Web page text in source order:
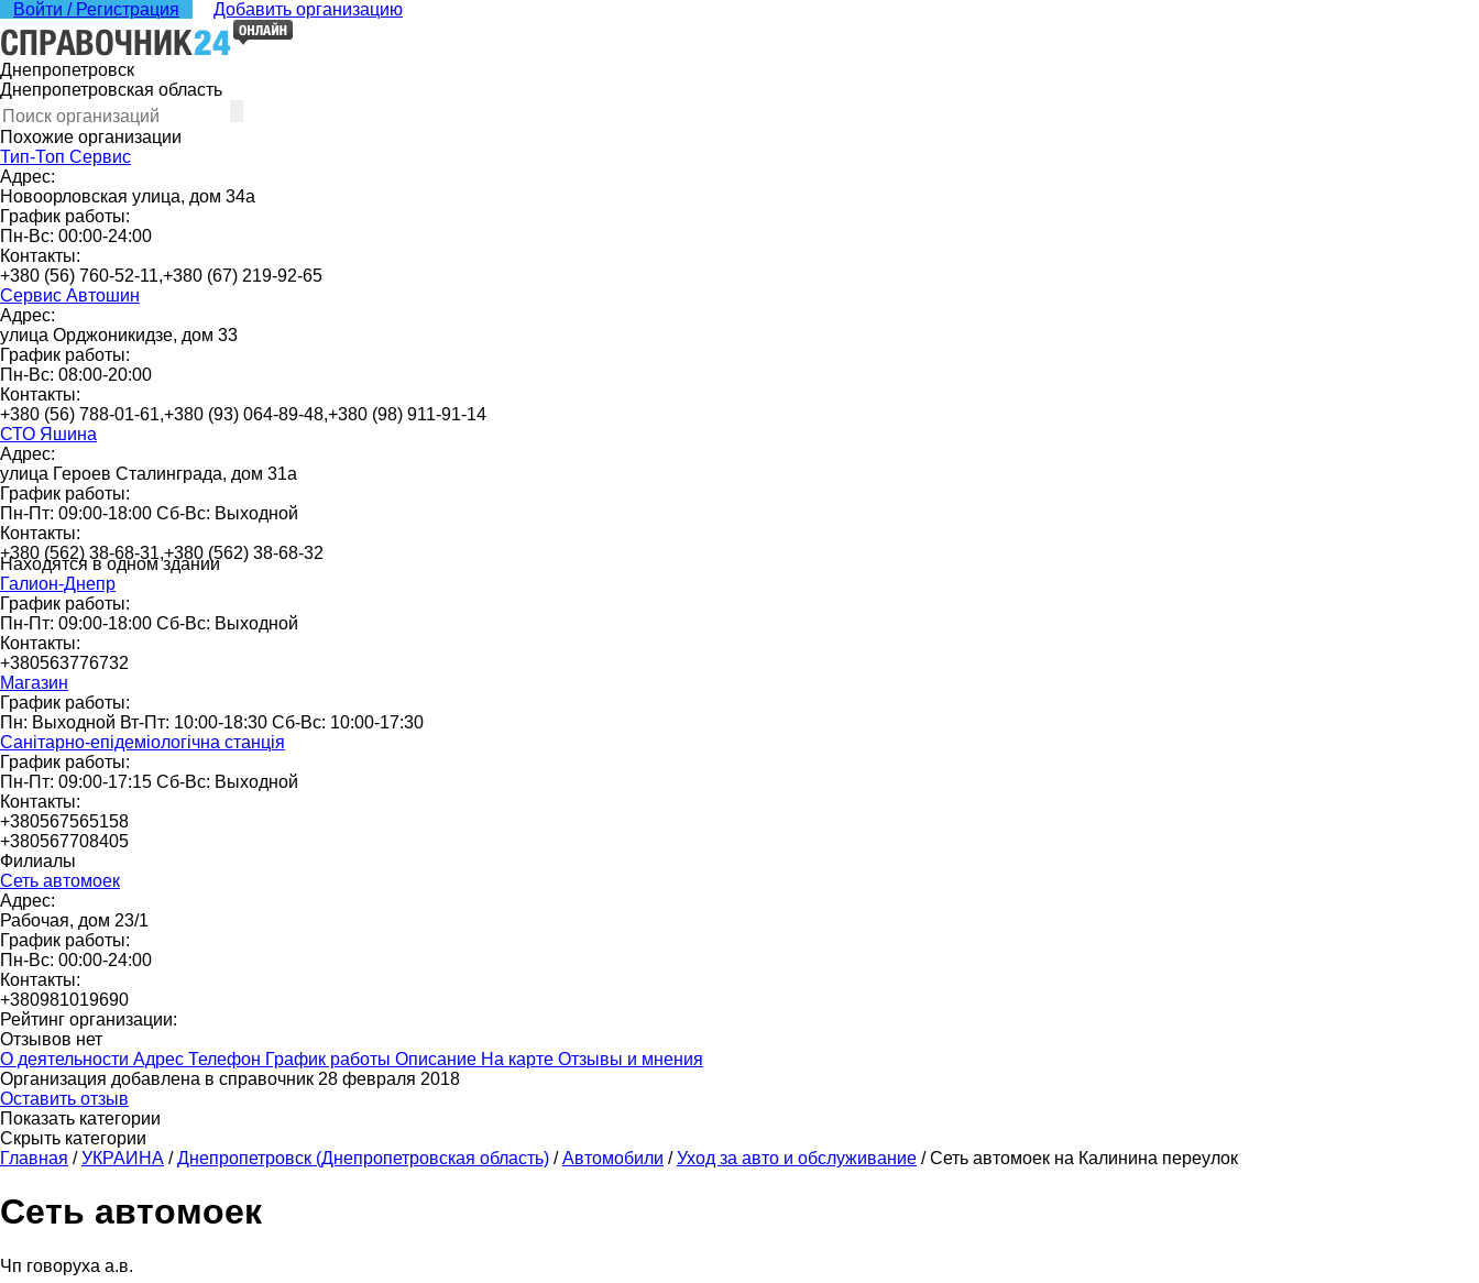
Войти / Регистрация Добавить организацию
Днепропетровск
Днепропетровская область
Похожие организации
Тип-Топ Сервис
Адрес:
Новоорловская улица, дом 34а
График работы:
Пн-Вс: 00:00-24:00
Контакты:
+380 (56) 760-52-11,+380 (67) 219-92-65
Сервис Автошин
Адрес:
улица Орджоникидзе, дом 33
График работы:
Пн-Вс: 08:00-20:00
Контакты:
+380 (56) 788-01-61,+380 (93) 064-89-48,+380 (98) 911-91-14
СТО Яшина
Адрес:
улица Героев Сталинграда, дом 31а
График работы:
Пн-Пт: 09:00-18:00 Сб-Вс: Выходной
Контакты:
+380 (562) 38-68-31,+380 (562) 38-68-32
Находятся в одном здании
Галион-Днепр
График работы:
Пн-Пт: 09:00-18:00 Сб-Вс: Выходной
Контакты:
+380563776732
Магазин
График работы:
Пн: Выходной Вт-Пт: 10:00-18:30 Сб-Вс: 10:00-17:30
Санітарно-епідеміологічна станція
График работы:
Пн-Пт: 09:00-17:15 Сб-Вс: Выходной
Контакты:
+380567565158
+380567708405
Филиалы
Сеть автомоек
Адрес:
Рабочая, дом 23/1
График работы:
Пн-Вс: 00:00-24:00
Контакты:
+380981019690
Рейтинг организации:
Отзывов нет
О деятельности Адрес Телефон График работы Описание На карте Отзывы и мнения
Организация добавлена в справочник 28 февраля 2018
Оставить отзыв
Показать категории
Скрыть категории
Главная / УКРАИНА / Днепропетровск (Днепропетровская область) / Автомобили / Уход за авто и обслуживание / Сеть автомоек на Калинина переулок
Сеть автомоек
Чп говоруха а.в.